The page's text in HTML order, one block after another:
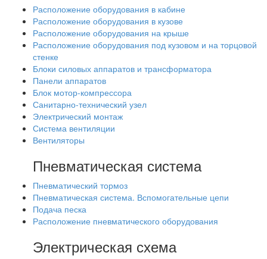
Расположение оборудования в кабине
Расположение оборудования в кузове
Расположение оборудования на крыше
Расположение оборудования под кузовом и на торцовой
стенке
Блоки силовых аппаратов и трансформатора
Панели аппаратов
Блок мотор-компрессора
Санитарно-технический узел
Электрический монтаж
Система вентиляции
Вентиляторы
Пневматическая система
Пневматический тормоз
Пневматическая система. Вспомогательные цепи
Подача песка
Расположение пневматического оборудования
Электрическая схема